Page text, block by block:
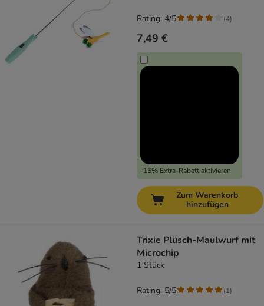
7,49 €
-15% Extra-Rabatt aktivieren
Rating: 4/5 (4)
Zum Warenkorb
hinzufügen
Trixie Plüsch-Maulwurf mit
Microchip
1 Stück
Rating: 5/5 (1)